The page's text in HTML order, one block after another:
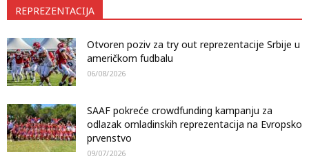
REPREZENTACIJA
Otvoren poziv za try out reprezentacije Srbije u
američkom fudbalu
06/08/2026
SAAF pokreće crowdfunding kampanju za
odlazak omladinskih reprezentacija na Evropsko
prvenstvo
09/07/2026